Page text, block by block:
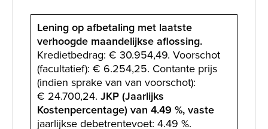
Lening op afbetaling met laatste
verhoogde maandelijkse aflossing.
Kredietbedrag: € 30.954,49. Voorschot
(facultatief): € 6.254,25. Contante prijs
(indien sprake van van voorschot):
€ 24.700,24. JKP (Jaarlijks
Kostenpercentage) van 4.49 %, vaste
jaarlijkse debetrentevoet: 4.49 %.